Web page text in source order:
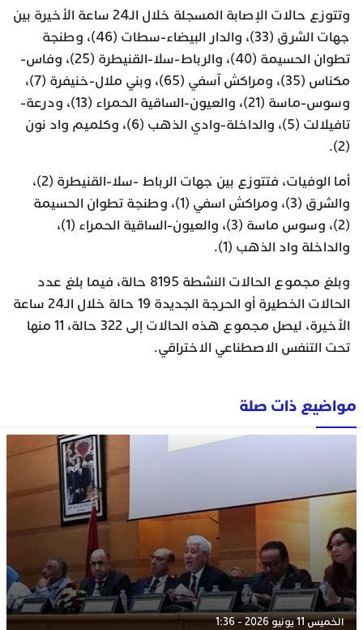
وتتوزع حالات الإصابة المسجلة خلال الـ24 ساعة الأخيرة بين
جهات الشرق (33)، والدار البيضاء-سطات (46)، وطنجة
تطوان الحسيمة (40)، والرباط-سلا-القنيطرة (25)، وفاس-
مكناس (35)، ومراكش آسفي (65)، وبني ملال-خنيفرة (7)،
وسوس-ماسة (21)، والعيون-الساقية الحمراء (13)، ودرعة-
تافيلالت (5)، والداخلة-وادي الذهب (6)، وكلميم واد نون
(2).
أما الوفيات، فتتوزع بين جهات الرباط -سلا-القنيطرة (2)،
والشرق (3)، ومراكش اسفي (1)، وطنجة تطوان الحسيمة
(2)، وسوس ماسة (3)، والعيون-الساقية الحمراء (1)،
والداخلة واد الذهب (1).
وبلغ مجموع الحالات النشطة 8195 حالة، فيما بلغ عدد
الحالات الخطيرة أو الحرجة الجديدة 19 حالة خلال الـ24 ساعة
الأخيرة، ليصل مجموع هذه الحالات إلى 322 حالة، 11 منها
تحت التنفس الاصطناعي الاختراقي.
مواضيع ذات صلة
الخميس 11 يونيو 2026 - 1:36